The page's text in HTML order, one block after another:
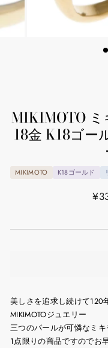
MIKIMOTO ミ
18金 K18ゴー
MIKIMOTO K18ゴールド
通
美しさを追求し続けて
MIKIMOTOジュエリー
三つのパールが可憐なミキ
1点限りの商品ですのでお